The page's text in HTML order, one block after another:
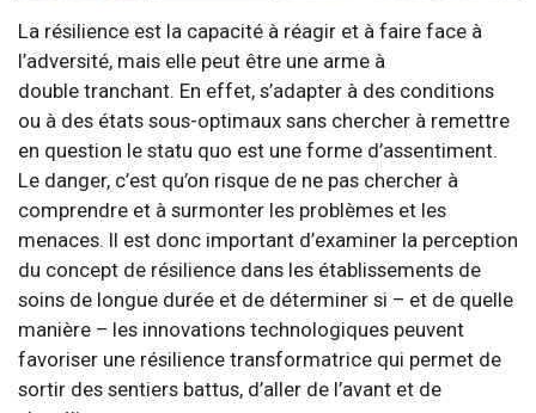
La résilience est la capacité à réagir et à faire face à
l’adversité, mais elle peut être une arme à
double tranchant. En effet, s’adapter à des conditions
ou à des états sous-optimaux sans chercher à remettre
en question le statu quo est une forme d’assentiment.
Le danger, c’est qu’on risque de ne pas chercher à
comprendre et à surmonter les problèmes et les
menaces. Il est donc important d’examiner la perception
du concept de résilience dans les établissements de
soins de longue durée et de déterminer si – et de quelle
manière – les innovations technologiques peuvent
favoriser une résilience transformatrice qui permet de
sortir des sentiers battus, d’aller de l’avant et de